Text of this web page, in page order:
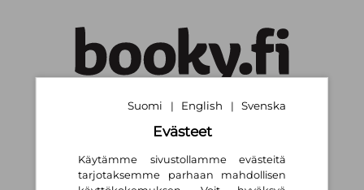
English Svenska
Suomi | English | Svenska
Evästeet
Käytämme sivustollamme evästeitä
tarjotaksemme parhaan mahdollisen